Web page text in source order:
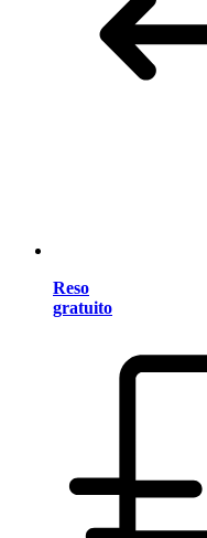
Reso
gratuito